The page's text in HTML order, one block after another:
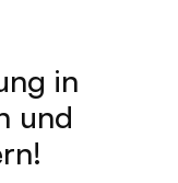
in
und